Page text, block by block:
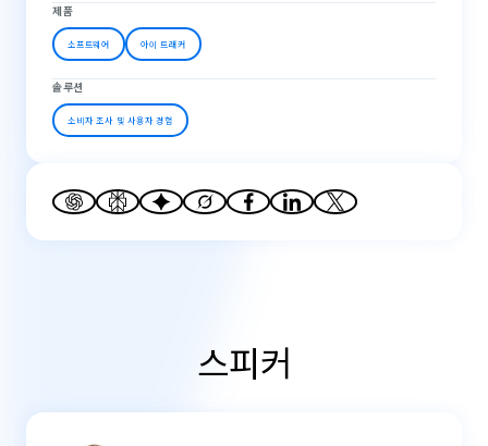
제품
소프트웨어 아이 트래커
솔루션
소비자 조사 및 사용자 경험
스피커